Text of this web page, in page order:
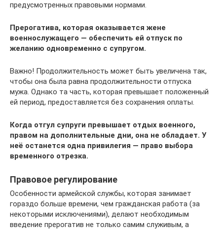
предусмотренных правовыми нормами.
Прерогатива, которая оказывается жене
военнослужащего — обеспечить ей отпуск по
желанию одновременно с супругом.
Важно! Продолжительность может быть увеличена так,
чтобы она была равна продолжительности отпуска
мужа. Однако та часть, которая превышает положенный
ей период, предоставляется без сохранения оплаты.
Когда отгул супруги превышает отдых военного,
правом на дополнительные дни, она не обладает. У
неё останется одна привилегия — право выбора
временного отрезка.
Правовое регулирование
Особенности армейской службы, которая занимает
гораздо больше времени, чем гражданская работа (за
некоторыми исключениями), делают необходимым
введение прерогатив не только самим служивым, а